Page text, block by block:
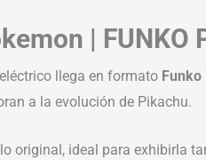
| FUNKO
llega en formato Funko
a la evolución de Pikachu.
original, ideal para exhibirla